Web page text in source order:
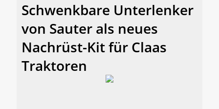
Schwenkbare Unterlenker
von Sauter als neues
Nachrüst-Kit für Claas
Traktoren